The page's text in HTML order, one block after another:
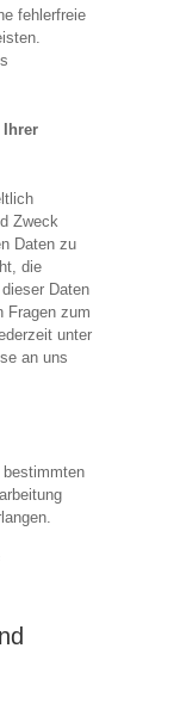
fehlerfreie
Ihrer
Zweck
Daten zu
die
Daten
Fragen zum
unter
an uns